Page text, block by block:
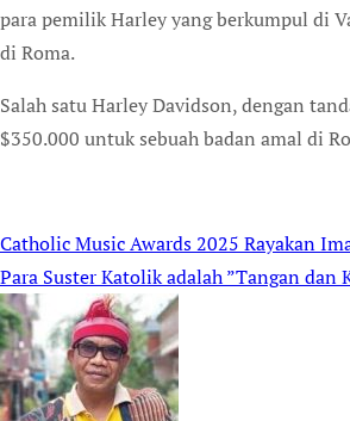
para pemilik Harley yang berkumpul di
di Roma.
Salah satu Harley Davidson, dengan
$350.000 untuk sebuah badan amal di
Post
navigation
Catholic Music Awards 2025 Rayakan
Para Suster Katolik adalah ”Tangan dan